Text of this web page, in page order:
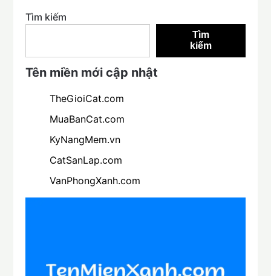
Tìm kiếm
Tìm
kiếm
Tên miền mới cập nhật
TheGioiCat.com
MuaBanCat.com
KyNangMem.vn
CatSanLap.com
VanPhongXanh.com